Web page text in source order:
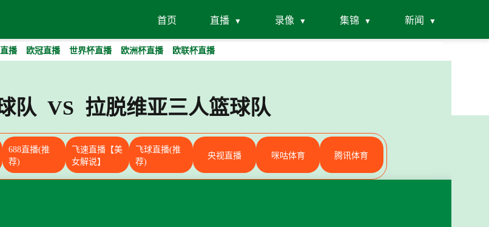
首页 直播 录像 集锦 新闻
播 欧冠直播 世界杯直播 欧洲杯直播 欧联杯直播
队 VS 拉脱维亚三人篮球队
688直播(推
荐)
飞速直播【美
女解说】
飞球直播(推
荐)
央视直播 咪咕体育 腾讯体育